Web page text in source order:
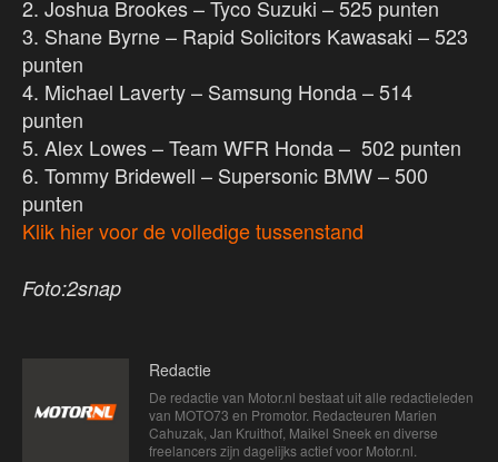
2. Joshua Brookes – Tyco Suzuki – 525 punten
3. Shane Byrne – Rapid Solicitors Kawasaki – 523
punten
4. Michael Laverty – Samsung Honda – 514
punten
5. Alex Lowes – Team WFR Honda – 502 punten
6. Tommy Bridewell – Supersonic BMW – 500
punten
Klik hier voor de volledige tussenstand
Foto:2snap
Redactie
De redactie van Motor.nl bestaat uit alle redactieleden
van MOTO73 en Promotor. Redacteuren Marien
Cahuzak, Jan Kruithof, Maikel Sneek en diverse
freelancers zijn dagelijks actief voor Motor.nl.